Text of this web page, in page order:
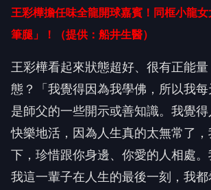
王彩樺擔任味全龍開球嘉賓！同框小龍
筆腿」！（提供：船井生醫）
王彩樺看起來狀態超好、很有正能
態？「我覺得因為我學佛，所以我
是師父的一些開示或善知識。我覺
快樂地活，因為人生真的太無常了
下，珍惜跟你身邊、你愛的人相處。
我這一輩子在人生的最後一刻，我